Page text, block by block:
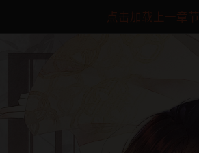
点击加载上一章节